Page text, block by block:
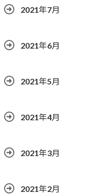
2021年7月
2021年6月
2021年5月
2021年4月
2021年3月
2021年2月